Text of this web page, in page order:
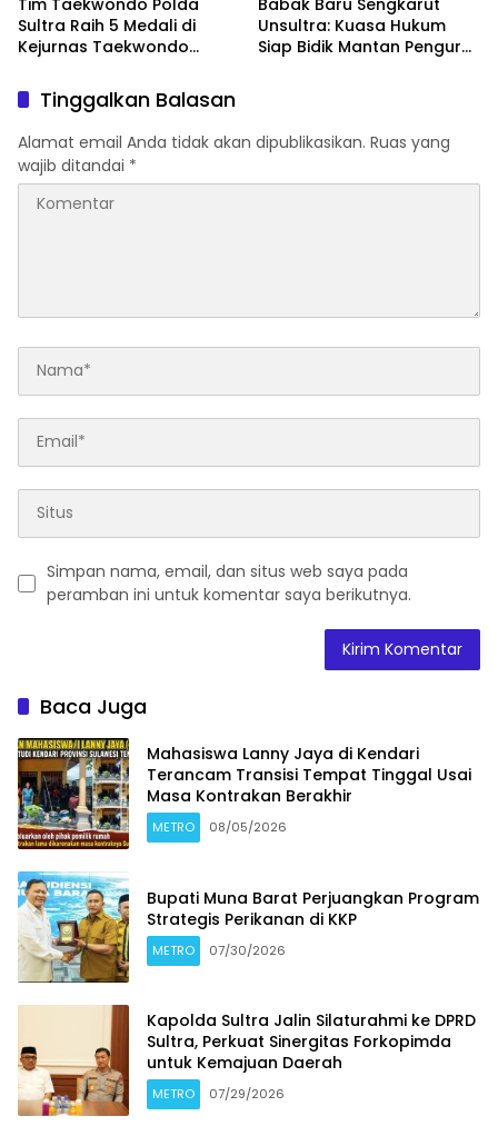
Sultra Raih 5 Medali di
Kejurnas Taekwondo
Unsultra: Kuasa Hukum
Siap Bidik Mantan Pengurus
Tinggalkan Balasan
Alamat email Anda tidak akan dipublikasikan. Ruas yang
wajib ditandai *
Simpan nama, email, dan situs web saya pada
peramban ini untuk komentar saya berikutnya.
Baca Juga
Mahasiswa Lanny Jaya di Kendari
Terancam Transisi Tempat Tinggal Usai
Masa Kontrakan Berakhir
METRO 08/05/2026
Bupati Muna Barat Perjuangkan Program
Strategis Perikanan di KKP
METRO 07/30/2026
Kapolda Sultra Jalin Silaturahmi ke DPRD
Sultra, Perkuat Sinergitas Forkopimda
untuk Kemajuan Daerah
METRO 07/29/2026